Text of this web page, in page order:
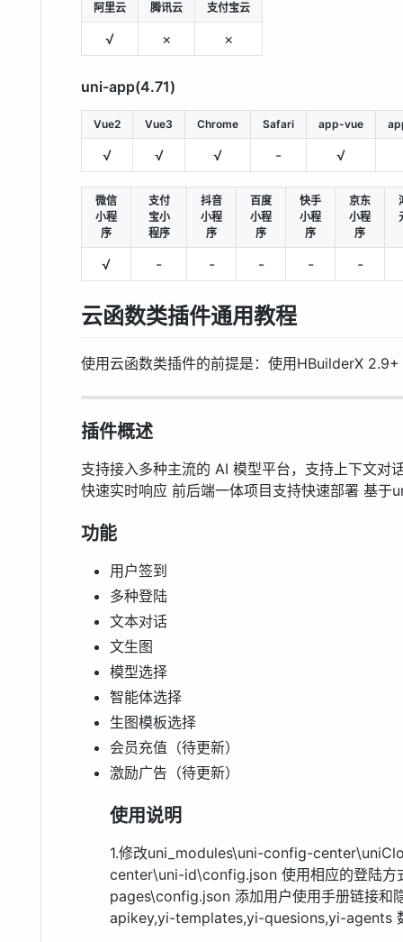
阿里云 腾讯云 支付宝云
√ × ×
uni-app(4.71)
Vue2 Vue3 Chrome Safari app-vue
√ √ √ - √
微信
小程
序
支付
宝小
程序
抖音
小程
序
百度
小程
序
快手
小程
序
京东
小程
序
√ - - - - -
云函数类插件通用教程
使用云函数类插件的前提是：使用HBuilderX 2.9+
插件概述
支持接入多种主流的 AI 模型平台，支持上下文对
快速实时响应 前后端一体项目支持快速部署 基
功能
用户签到
多种登陆
文本对话
文生图
模型选择
智能体选择
生图模板选择
会员充值（待更新）
激励广告（待更新）
使用说明
1.修改uni_modules\uni-config-
center\uni-id\config.json 使用相应的登陆
pages\config.json 添加用户使用手册链接
apikey,yi-templates,yi-quesions,yi-agents